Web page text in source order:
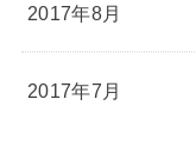
2017年8月
2017年7月